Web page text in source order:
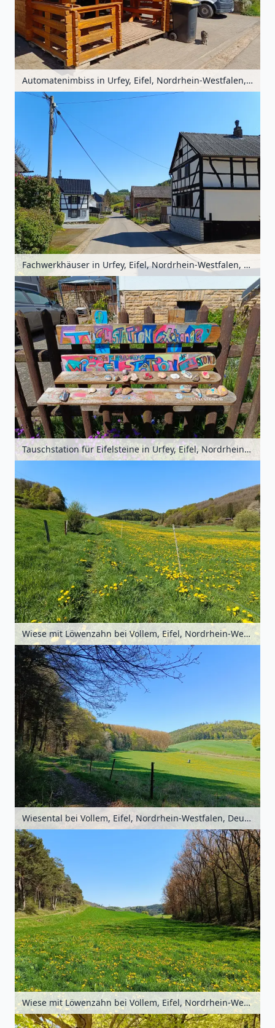
Automatenimbiss in Urfey, Eifel, Nordrhein-Westfalen, Deutschland
Fachwerkhäuser in Urfey, Eifel, Nordrhein-Westfalen, Deutschland
Tauschstation für Eifelsteine in Urfey, Eifel, Nordrhein-Westfalen, Deutschland
Wiese mit Löwenzahn bei Vollem, Eifel, Nordrhein-Westfalen, Deutschland
Wiesental bei Vollem, Eifel, Nordrhein-Westfalen, Deutschland
Wiese mit Löwenzahn bei Vollem, Eifel, Nordrhein-Westfalen, Deutschland